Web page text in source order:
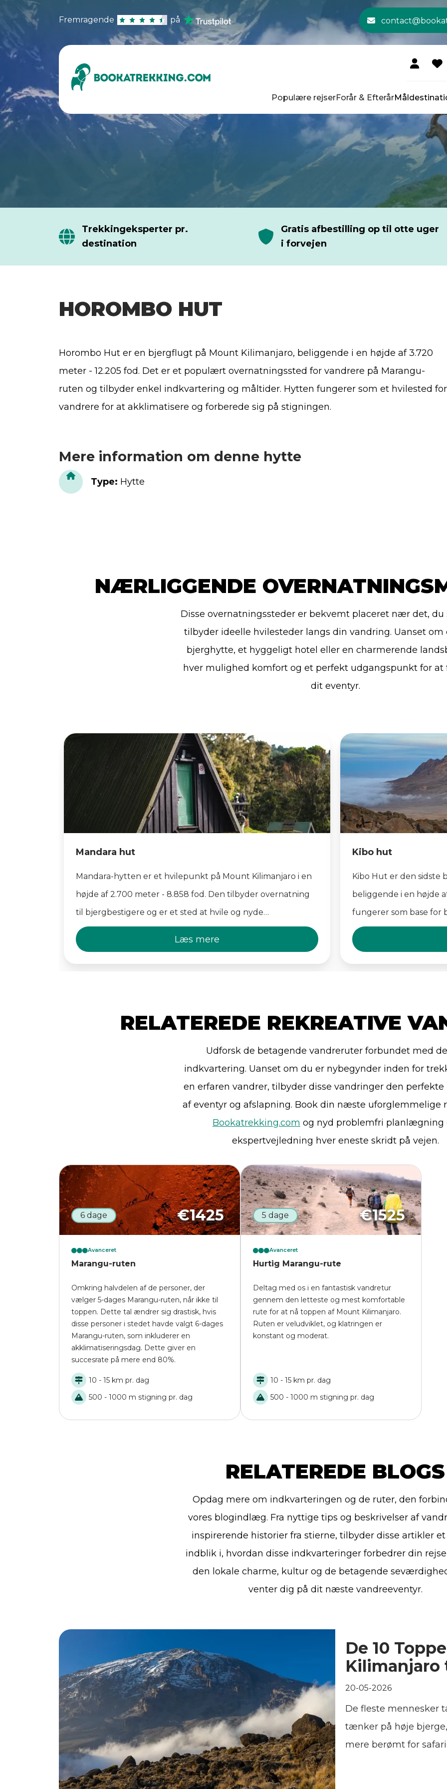
Fremragende på
Populære rejserForår & Efterår
Trekkingeksperter pr.
destination
Gratis afbestilling op til otte uger
i forvejen
HOROMBO HUT
Horombo Hut er en bjergflugt på Mount Kilimanjaro, beliggende i en højde af 3.720
meter - 12.205 fod. Det er et populært overnatningssted for vandrere på Marangu-
ruten og tilbyder enkel indkvartering og måltider. Hytten fungerer som et hvilested for
vandrere for at akklimatisere og forberede sig på stigningen.
Mere information om denne hytte
Type: Hytte
NÆRLIGGENDE
Disse overnatningssteder er bekvemt placeret nær det, du
tilbyder ideelle hvilesteder langs din vandring. Uanset om
bjerghytte, et hyggeligt hotel eller en charmerende
hver mulighed komfort og et perfekt udgangspunkt for
dit eventyr.
Mandara hut
Mandara-hytten er et hvilepunkt på Mount Kilimanjaro i en
højde af 2.700 meter - 8.858 fod. Den tilbyder overnatning
til bjergbestigere og er et sted at hvile og nyde
omgivelserne.
Læs mere
Kibo hut
Kibo Hut er den sidste
beliggende i en højde
fungerer som base for
højeste punkt på
indkvartering og
som et
RELATEREDE REKREATIVE
Udforsk de betagende vandreruter forbundet med
indkvartering. Uanset om du er nybegynder inden for
en erfaren vandrer, tilbyder disse vandringer den
af eventyr og afslapning. Book din næste uforglemmelige
Bookatrekking.com og nyd problemfri planlægning
ekspertvejledning hver eneste skridt på vejen.
6 dage €1425
Avanceret
Marangu-ruten
Omkring halvdelen af de personer, der
vælger 5-dages Marangu-ruten, når ikke til
toppen. Dette tal ændrer sig drastisk, hvis
disse personer i stedet havde valgt 6-dages
Marangu-ruten, som inkluderer en
akklimatiseringsdag. Dette giver en
succesrate på mere end 80%.
10 - 15 km pr. dag
500 - 1000 m stigning pr. dag
5 dage €1525
Avanceret
Hurtig Marangu-rute
Deltag med os i en fantastisk vandretur
gennem den letteste og mest komfortable
rute for at nå toppen af Mount Kilimanjaro.
Ruten er veludviklet, og klatringen er
konstant og moderat.
10 - 15 km pr. dag
500 - 1000 m stigning pr. dag
RELATEREDE BLOGS
Opdag mere om indkvarteringen og de ruter, den
vores blogindlæg. Fra nyttige tips og beskrivelser af
inspirerende historier fra stierne, tilbyder disse artikler
indblik i, hvordan disse indkvarteringer forbedrer din
den lokale charme, kultur og de betagende
venter dig på dit næste vandreeventyr.
De 10
Kilimanjaro
20-05-2026
De fleste mennesker
tænker på høje
mere berømt for